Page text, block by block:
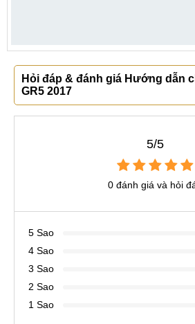
Hỏi đáp & đánh giá Hướng dẫn
GR5 2017
5/5
0 đánh giá và hỏi
5 Sao
4 Sao
3 Sao
2 Sao
1 Sao